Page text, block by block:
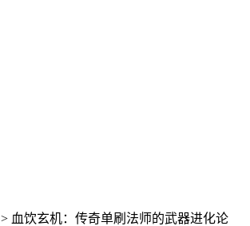
> 血饮玄机：传奇单刷法师的武器进化论